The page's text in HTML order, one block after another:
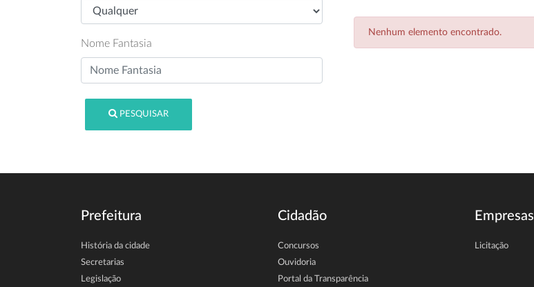
Nome Fantasia
PESQUISAR
Nenhum elemento encontrado.
Prefeitura
História da cidade
Secretarias
Legislação
Cidadão
Concursos
Ouvidoria
Portal da Transparência
Empresas
Licitação